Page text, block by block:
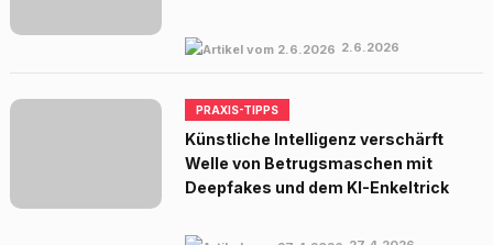
2.6.2026
PRAXIS-TIPPS
Künstliche Intelligenz verschärft
Welle von Betrugsmaschen mit
Deepfakes und dem KI-Enkeltrick